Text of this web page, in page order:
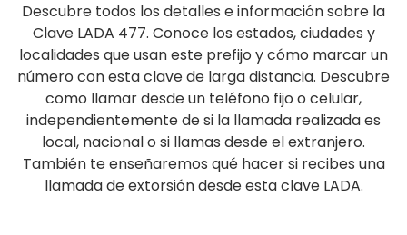
Descubre todos los detalles e información sobre la
Clave LADA 477. Conoce los estados, ciudades y
localidades que usan este prefijo y cómo marcar un
número con esta clave de larga distancia. Descubre
como llamar desde un teléfono fijo o celular,
independientemente de si la llamada realizada es
local, nacional o si llamas desde el extranjero.
También te enseñaremos qué hacer si recibes una
llamada de extorsión desde esta clave LADA.